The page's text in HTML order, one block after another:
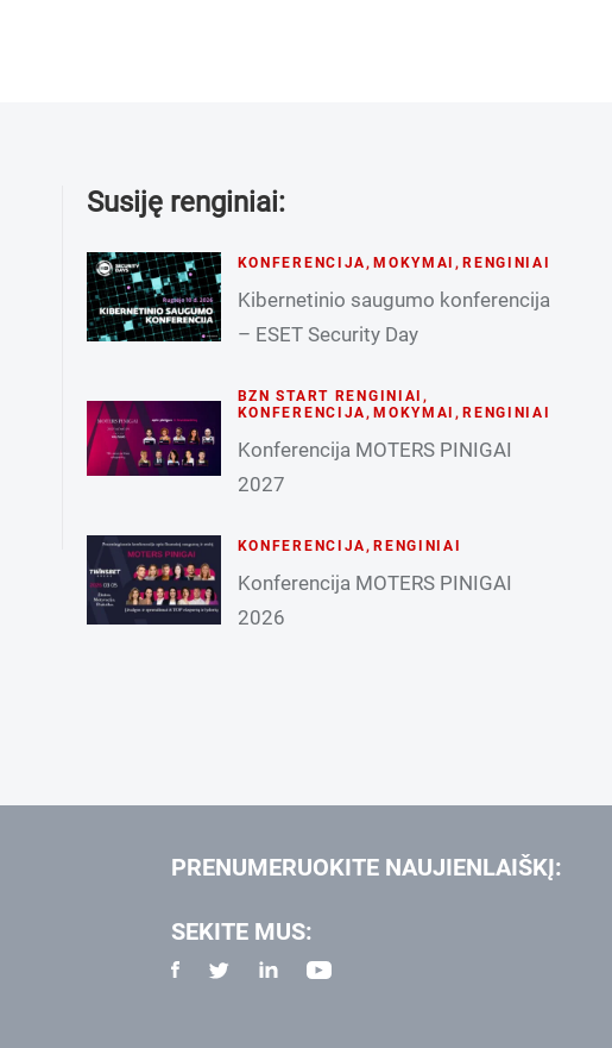
Susiję renginiai:
KONFERENCIJA ,MOKYMAI ,RENGINIAI
Kibernetinio saugumo konferencija
– ESET Security Day
BZN START RENGINIAI ,
KONFERENCIJA ,MOKYMAI ,RENGINIAI
Konferencija MOTERS PINIGAI
2027
KONFERENCIJA ,RENGINIAI
Konferencija MOTERS PINIGAI
2026
PRENUMERUOKITE NAUJIENLAIŠKĮ:
SEKITE MUS: